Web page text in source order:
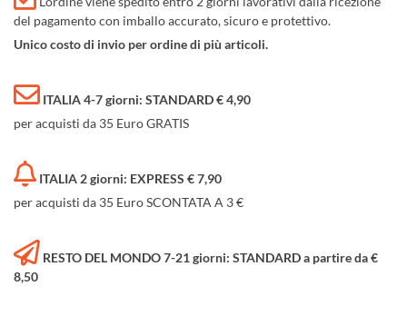
del pagamento con imballo accurato, sicuro e protettivo.
Unico costo di invio per ordine di più articoli.
ITALIA 4-7 giorni: STANDARD € 4,90
per acquisti da 35 Euro GRATIS
ITALIA 2 giorni: EXPRESS € 7,90
per acquisti da 35 Euro SCONTATA A 3 €
RESTO DEL MONDO 7-21 giorni: STANDARD a partire da €
8,50